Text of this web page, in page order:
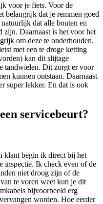
voor je fiets. Voor de
belangrijk dat je remmen goed
dat alle bouten en
zijn. Daarnaast is het voor het
om deze te onderhouden.
met een te droge ketting
kan dit slijtage
tandwielen. Dit zorgt er voor
kunnen ontstaan. Daarnaast
super lekker. En dat is ook
servicebeurt?
klant begin ik direct bij het
inspectie. Ik check even of de
niet droog zijn of de
te voren weet kun je dit
bijvoorbeeld erg
worden. Hoe eerder